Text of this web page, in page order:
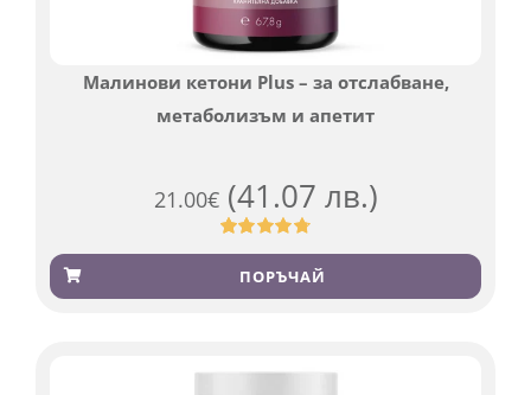
Малинови кетони Plus – за отслабване,
метаболизъм и апетит
21.00€ (41.07 лв.)
Оценен
4.76 от 5,
базирано
819
ПОРЪЧАЙ